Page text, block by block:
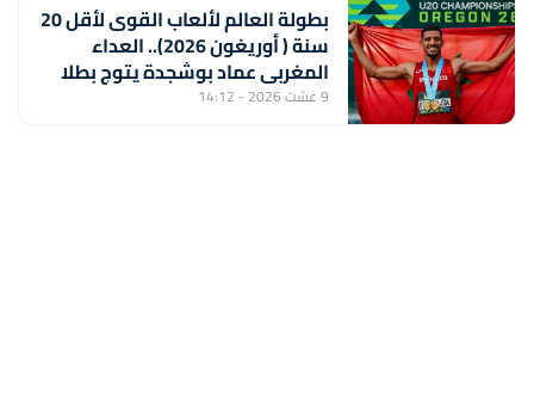
بطولة العالم لألعاب القوى لأقل 20
سنة ( أوريغون 2026).. العداء
المغربي عماد بوشجدة يتوج بطلا
للعالم في سباق 800 متر
9 غشت 2026 - 14:12